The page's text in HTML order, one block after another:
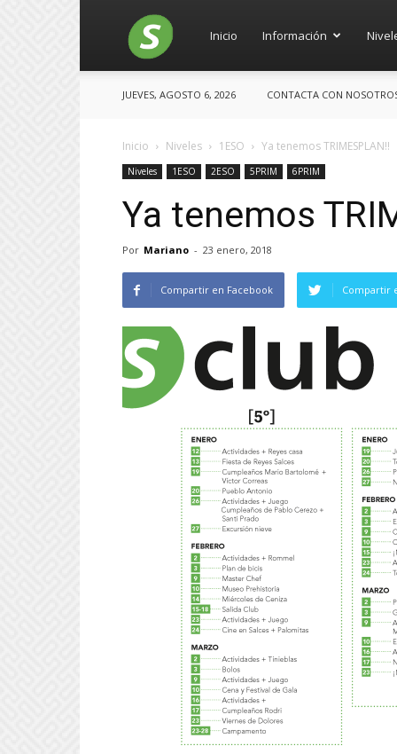
Salces
Inicio Información
JUEVES, AGOSTO 6, 2026 CONTACTA CON
Inicio Niveles 1ESO Ya tenemos TRIMESPLAN!!
Niveles 1ESO 2ESO 5PRIM 6PRIM
Ya tenemos
Por Mariano - 23 enero, 2018
Compartir en Facebook Compartir